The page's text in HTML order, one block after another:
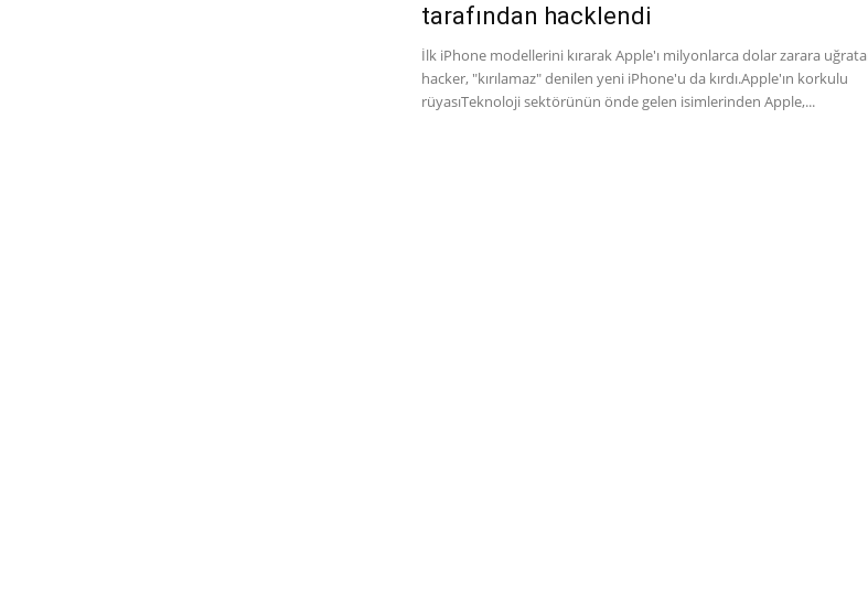
tarafından hacklendi
İlk iPhone modellerini kırarak Apple'ı milyonlarca dolar zarara
hacker, "kırılamaz" denilen yeni iPhone'u da kırdı.Apple'ın korkulu
rüyasıTeknoloji sektörünün önde gelen isimlerinden Apple,...